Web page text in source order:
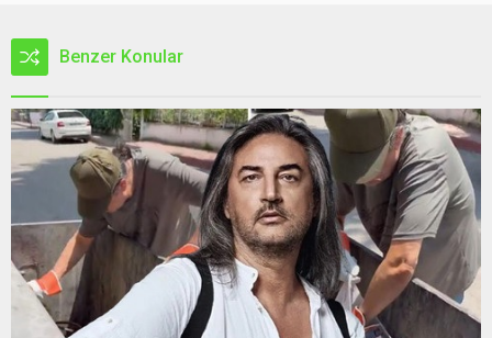
Benzer Konular